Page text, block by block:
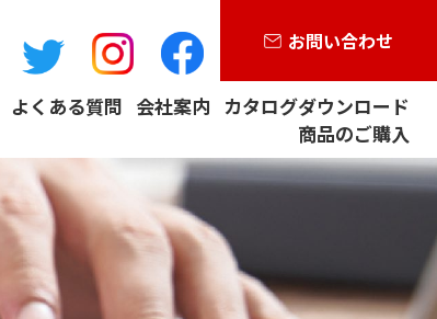
お問い合わせ
よくある質問 会社案内 カタログダウンロード
商品のご購入